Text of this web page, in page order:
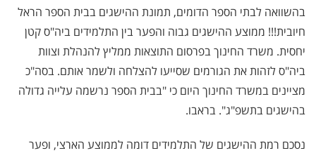
בהשוואה לבתי הספר הדומים, תמונת ההישגים בבית הספר הראל
חיובית!!! ממוצע ההישגים גבוה והפער בין התלמידים ביה"ס קטן
יחסית. משרד החינוך בפרסום התוצאות ממליץ להנהלת וצוות
ביה"ס לזהות את הגורמים שסייעו להצלחה ולשמר אותם. בסה"כ
מציינים במשרד החינוך היום כי "בבית הספר נרשמה עלייה גדולה
בהישגים בתשפ"ג". בראבו.
נסכם רמת ההישגים של התלמידים דומה לממוצע הארצי, ופער